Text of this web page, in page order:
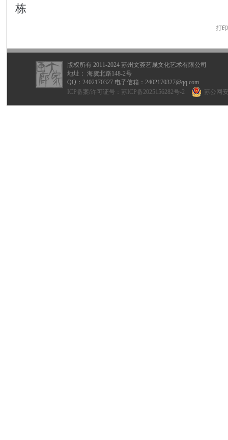
栋
打
版权所有 2011-2024 苏州文荟艺晟文化艺术有限公司
地址： 海虞北路148-2号
QQ： 2402170327 电子信箱：2402170327@qq.com
ICP备案/许可证号： 苏ICP备2025156282号-2 苏公网